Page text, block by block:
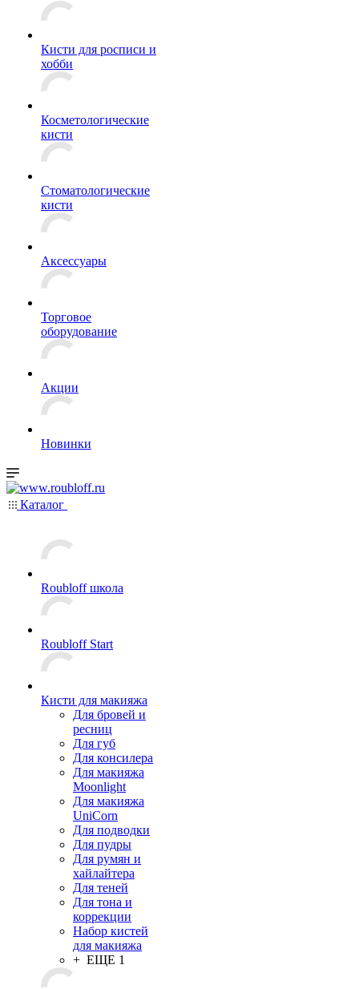
Кисти для росписи и
хобби
Косметологические
кисти
Стоматологические
кисти
Аксессуары
Торговое
оборудование
Акции
Новинки
Каталог
Roubloff школа
Roubloff Start
Кисти для макияжа
Для бровей и
ресниц
Для губ
Для консилера
Для макияжа
Moonlight
Для макияжа
UniCorn
Для подводки
Для пудры
Для румян и
хайлайтера
Для теней
Для тона и
коррекции
Набор кистей
для макияжа
+ ЕЩЕ 1